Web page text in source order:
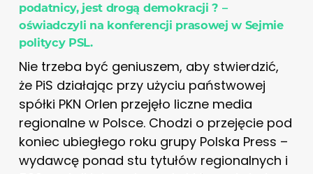
podatnicy, jest drogą demokracji ? –
oświadczyli na konferencji prasowej w Sejmie
politycy PSL.
Nie trzeba być geniuszem, aby stwierdzić,
że PiS działając przy użyciu państwowej
spółki PKN Orlen przejęło liczne media
regionalne w Polsce. Chodzi o przejęcie pod
koniec ubiegłego roku grupy Polska Press –
wydawcę ponad stu tytułów regionalnych i